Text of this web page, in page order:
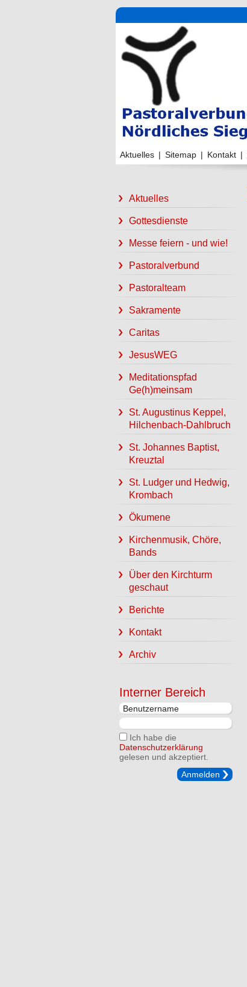
Aktuelles | Sitemap | Kontakt |
Aktuelles
Gottesdienste
Messe feiern - und wie!
Pastoralverbund
Pastoralteam
Sakramente
Caritas
JesusWEG
Meditationspfad
Ge(h)meinsam
St. Augustinus Keppel,
Hilchenbach-Dahlbruch
St. Johannes Baptist,
Kreuztal
St. Ludger und Hedwig,
Krombach
Ökumene
Kirchenmusik, Chöre,
Bands
Über den Kirchturm
geschaut
Berichte
Kontakt
Archiv
Interner Bereich
Ich habe die
Datenschutzerklärung
gelesen und akzeptiert.
Anmelden